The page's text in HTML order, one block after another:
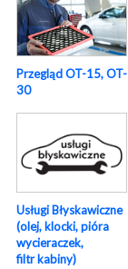
Przegląd OT-15, OT-
30
Usługi Błyskawiczne
(olej, klocki, pióra
wycieraczek,
filtr kabiny)